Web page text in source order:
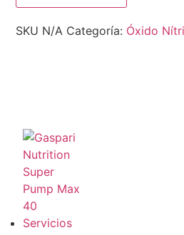
SKU N/A Categoría: Óxido